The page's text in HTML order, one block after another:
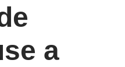
a